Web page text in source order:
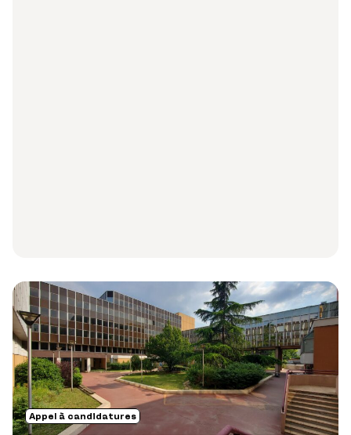
Appel à candidatures